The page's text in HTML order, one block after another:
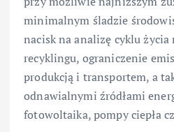
minimalnym śladzie
nacisk na analizę cyklu życia
recyklingu, ograniczenie
produkcją i transportem, a
odnawialnymi źródłami
fotowoltaika, pompy ciepła